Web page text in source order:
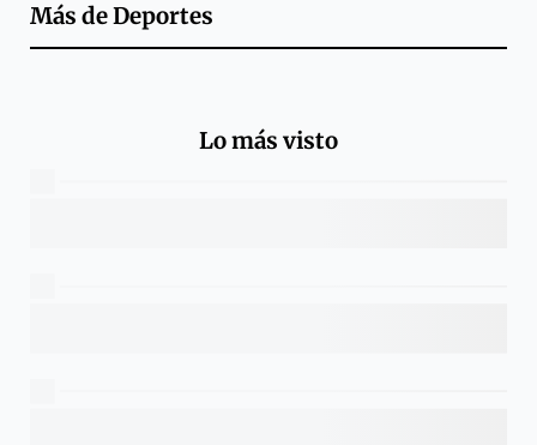
Más deDeportes
Lo más visto